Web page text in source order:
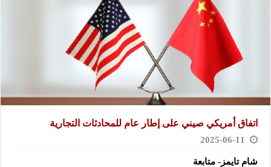
اتفاق أمريكي صيني على إطار عام للمحادثات التجارية
2025-06-11
شام تايمز- متابعة